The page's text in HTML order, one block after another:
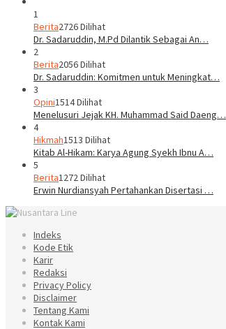
1
Berita2726 Dilihat
Dr. Sadaruddin, M.Pd Dilantik Sebagai An…
2
Berita2056 Dilihat
Dr. Sadaruddin: Komitmen untuk Meningkat…
3
Opini1514 Dilihat
Menelusuri Jejak KH. Muhammad Said Daeng…
4
Hikmah1513 Dilihat
Kitab Al-Hikam: Karya Agung Syekh Ibnu A…
5
Berita1272 Dilihat
Erwin Nurdiansyah Pertahankan Disertasi …
Indeks
Kode Etik
Karir
Redaksi
Privacy Policy
Disclaimer
Tentang Kami
Kontak Kami